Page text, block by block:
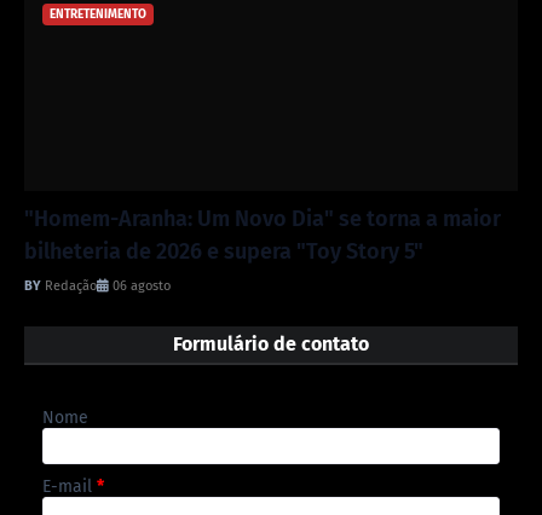
ENTRETENIMENTO
"Homem-Aranha: Um Novo Dia" se torna a maior
bilheteria de 2026 e supera "Toy Story 5"
Redação 06 agosto
Formulário de contato
Nome
E-mail *